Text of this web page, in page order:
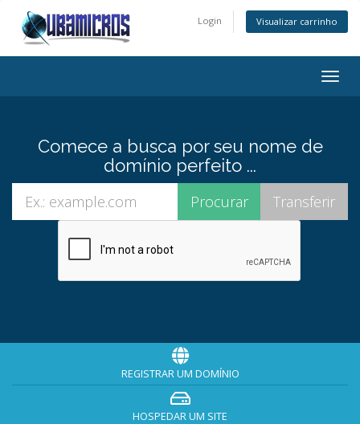
Login Visualizar carrinho
Comece a busca por seu nome de
domínio perfeito ...
REGISTRAR UM DOMÍNIO
HOSPEDAR UM SITE